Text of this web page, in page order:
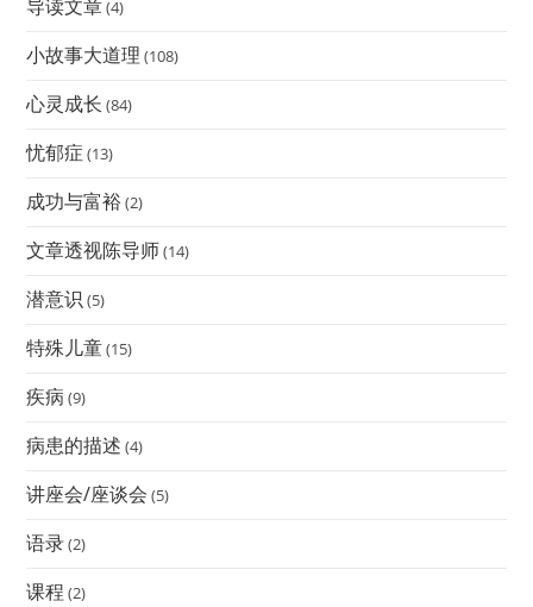
导读文章(4)
小故事大道理 (108)
心灵成长 (84)
忧郁症 (13)
成功与富裕(2)
文章透视陈导师(14)
潜意识 (5)
特殊儿童(15)
疾病 (9)
病患的描述 (4)
讲座会/座谈会 (5)
语录(2)
课程 (2)